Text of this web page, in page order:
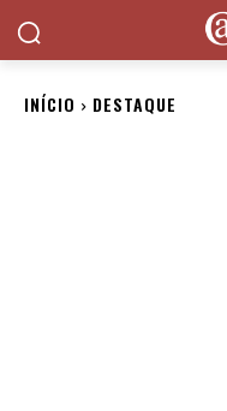
INÍCIO DESTAQUE